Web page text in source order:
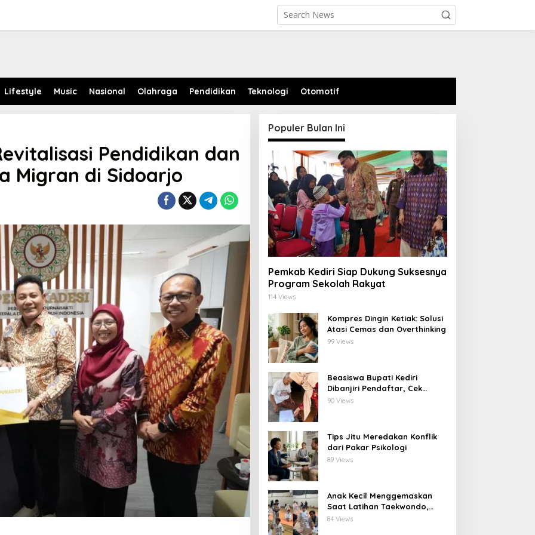
Lifestyle Music Nasional Olahraga Pendidikan Teknologi Otomotif
Pendidikan dan
Migran di Sidoarjo
Populer Bulan Ini
Pemkab Kediri Siap Dukung Suksesnya
Program Sekolah Rakyat
114 Views
Kompres Dingin Ketiak: Solusi
Atasi Cemas dan Overthinking
99 Views
Beasiswa Bupati Kediri
Dibanjiri Pendaftar, Cek
Langsung ke Rumah untuk
90 Views
Tips Jitu Meredakan Konflik
dari Pakar Psikologi
89 Views
Anak Kecil Menggemaskan
Saat Latihan Taekwondo,
Netizen Terhibur
84 Views